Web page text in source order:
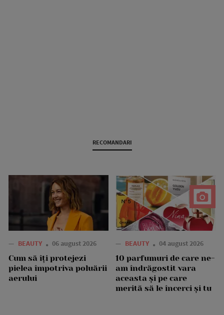
RECOMANDARI
— BEAUTY 06 august 2026
Cum să îți protejezi
pielea împotriva poluării
aerului
— BEAUTY 04 august 2026
10 parfumuri de care ne-
am îndrăgostit vara
aceasta și pe care
merită să le încerci și tu